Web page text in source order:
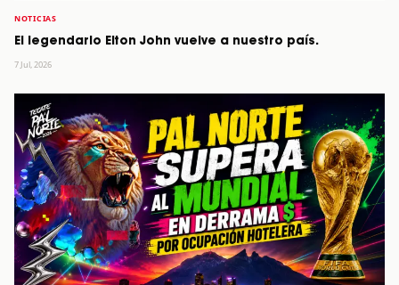
NOTICIAS
El legendario Elton John vuelve a nuestro país.
7 Jul, 2026